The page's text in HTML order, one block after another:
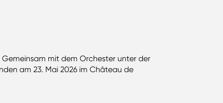
mit dem Orchester unter der
am 23. Mai 2026 im Château de